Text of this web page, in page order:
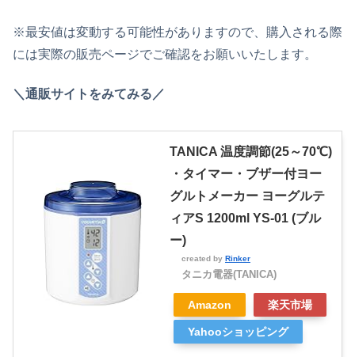
※最安値は変動する可能性がありますので、購入される際
には実際の販売ページでご確認をお願いいたします。
＼通販サイトをみてみる／
TANICA 温度調節(25～70℃)
・タイマー・ブザー付ヨー
グルトメーカー ヨーグルテ
ィアS 1200ml YS-01 (ブル
ー)
created by Rinker
タニカ電器(TANICA)
Amazon 楽天市場
Yahooショッピング